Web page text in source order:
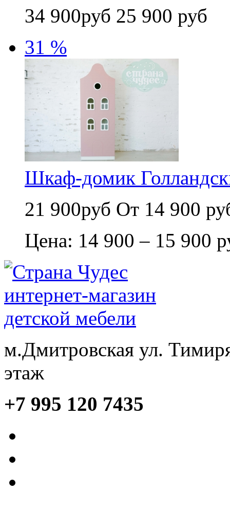
34 900руб 25 900 руб
31 %
Шкаф-домик
21 900руб От 14 900
Цена: 14 900 – 15 900
м.Дмитровская ул.
этаж
+7 995 120 7435